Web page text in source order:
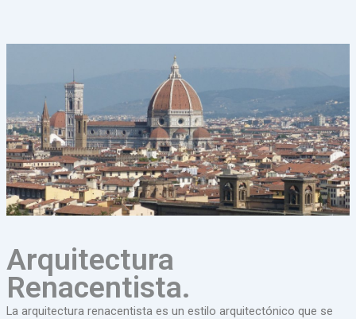
Arquitectura
Renacentista.
La arquitectura renacentista es un estilo arquitectónico que se